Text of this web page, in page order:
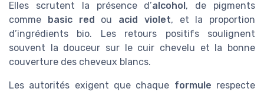
Elles scrutent la présence d’alcohol , de pigments
comme
basic red ou acid violet, et la proportion
d’ingrédients bio. Les retours positifs soulignent
souvent la douceur sur le cuir chevelu et la bonne
couverture des cheveux blancs.
Les autorités exigent que chaque formule respecte